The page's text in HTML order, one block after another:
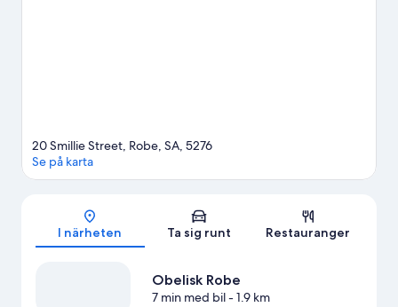
Karta
20 Smillie Street, Robe, SA, 5276
Se på karta
I närheten Ta sig runt Restauranger
Obelisk Robe
7 min med bil- 1.9 km